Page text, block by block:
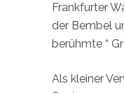
Frankfurter
der Bembel
berühmte “
Als kleiner